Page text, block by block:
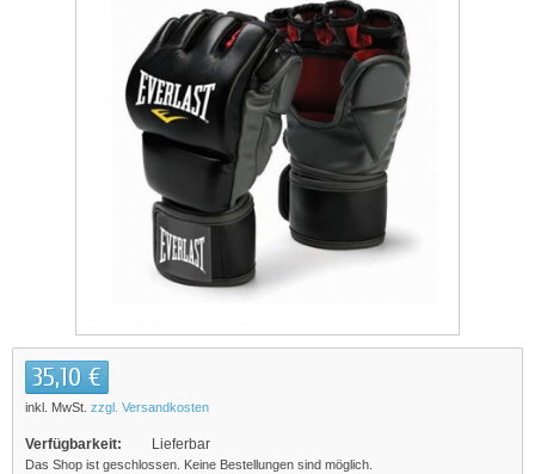
35,10 €
inkl. MwSt. zzgl. Versandkosten
Verfügbarkeit: Lieferbar
Das Shop ist geschlossen. Keine Bestellungen sind möglich.